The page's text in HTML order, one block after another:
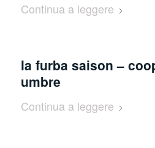
Continua a leggere
la furba saison –
umbre
Continua a leggere